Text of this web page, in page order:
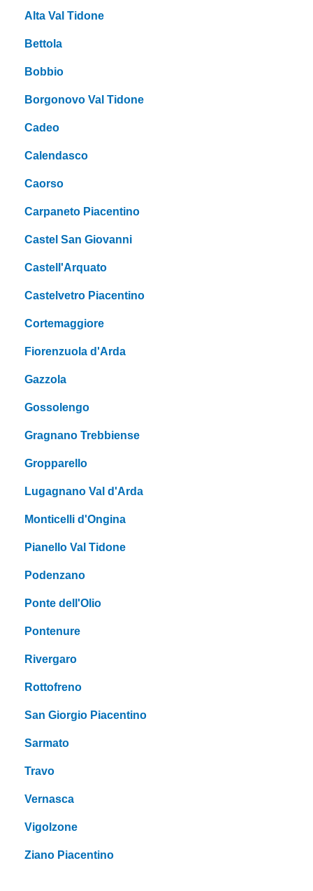
Alta Val Tidone
Bettola
Bobbio
Borgonovo Val Tidone
Cadeo
Calendasco
Caorso
Carpaneto Piacentino
Castel San Giovanni
Castell'Arquato
Castelvetro Piacentino
Cortemaggiore
Fiorenzuola d'Arda
Gazzola
Gossolengo
Gragnano Trebbiense
Gropparello
Lugagnano Val d'Arda
Monticelli d'Ongina
Pianello Val Tidone
Podenzano
Ponte dell'Olio
Pontenure
Rivergaro
Rottofreno
San Giorgio Piacentino
Sarmato
Travo
Vernasca
Vigolzone
Ziano Piacentino